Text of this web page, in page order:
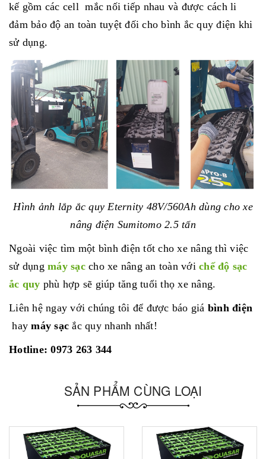
kế gồm các cell mắc nối tiếp nhau và được cách li
đảm bảo độ an toàn tuyệt đối cho bình ắc quy điện khi
sử dụng.
Hình ảnh lắp ắc quy Eternity 48V/560Ah dùng cho xe
nâng điện Sumitomo 2.5 tấn
Ngoài việc tìm một bình điện tốt cho xe nâng thì việc
sử dụng máy sạccho xe nâng an toàn với chế độ sạc
ắc quy phù hợp sẽ giúp tăng tuổi thọ xe nâng.
Liên hệ ngay với chúng tôi để được báo giá bình điện
haymáy sạc ắc quy nhanh nhất!
Hotline: 0973 263 344
SẢN PHẨM CÙNG LOẠI